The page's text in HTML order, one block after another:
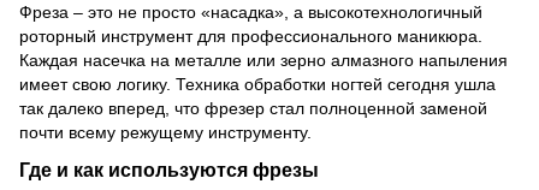
Фреза – это не просто «насадка», а высокотехнологичный
роторный инструмент для профессионального маникюра.
Каждая насечка на металле или зерно алмазного напыления
имеет свою логику. Техника обработки ногтей сегодня ушла
так далеко вперед, что фрезер стал полноценной заменой
почти всему режущему инструменту.
Где и как используются фрезы